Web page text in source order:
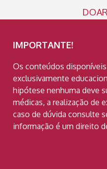
IMPORTANTE!
Os conteúdos
exclusivamente
hipótese nenhuma deve
médicas, a realização de
caso de dúvida consulte
informação é um direito